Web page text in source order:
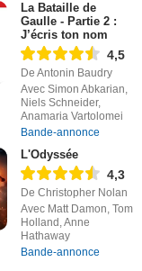
La Bataille de
Gaulle - Partie 2 :
J’écris ton nom
4,5
De Antonin Baudry
Avec Simon Abkarian,
Niels Schneider,
Anamaria Vartolomei
Bande-annonce
L'Odyssée
4,3
De Christopher Nolan
Avec Matt Damon, Tom
Holland, Anne
Hathaway
Bande-annonce